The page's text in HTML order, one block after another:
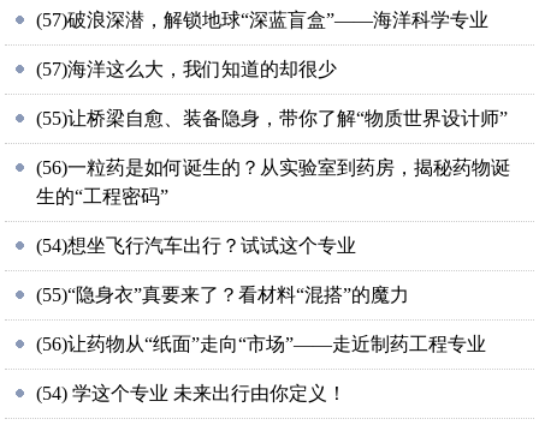
(57)破浪深潜，解锁地球“深蓝盲盒”——海洋科学专业
(57)海洋这么大，我们知道的却很少
(55)让桥梁自愈、装备隐身，带你了解“物质世界设计师”
(56)一粒药是如何诞生的？从实验室到药房，揭秘药物诞
生的“工程密码”
(54)想坐飞行汽车出行？试试这个专业
(55)“隐身衣”真要来了？看材料“混搭”的魔力
(56)让药物从“纸面”走向“市场”——走近制药工程专业
(54) 学这个专业 未来出行由你定义！